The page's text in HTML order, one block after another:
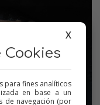
X
para fines analíticos
en base a un
de navegación (por